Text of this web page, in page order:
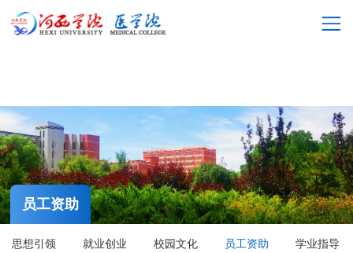
2026年国际足联世界杯(23rd FIFA World Cup)-Official
website
首
页
于
我
们
科
学
研
公
司
产
人
才
党
员工资助
思想引领 就业创业 校园文化 员工资助 学业指导